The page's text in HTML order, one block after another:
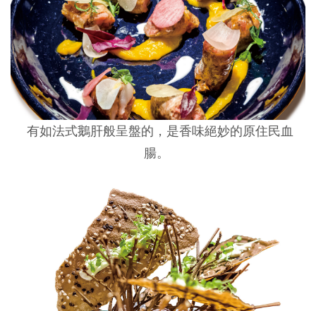
有如法式鵝肝般呈盤的，是香味絕妙的原住民血
腸。